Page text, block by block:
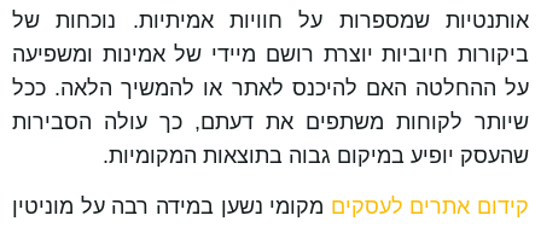
אותנטיות שמספרות על חוויות אמיתיות. נוכחות של
ביקורות חיוביות יוצרת רושם מיידי של אמינות ומשפיעה
על ההחלטה האם להיכנס לאתר או להמשיך הלאה. ככל
שיותר לקוחות משתפים את דעתם, כך עולה הסבירות
שהעסק יופיע במיקום גבוה בתוצאות המקומיות.
קידום אתרים לעסקים מקומי נשען במידה רבה על מוניטין